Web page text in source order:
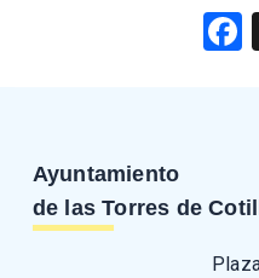
Ayuntamiento
de las Torres de